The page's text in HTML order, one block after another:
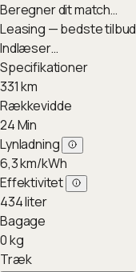
Beregner dit match…
Leasing — bedste tilbud
Indlæser…
Specifikationer
331km
Rækkevidde
24Min
Lynladning
6,3km/kWh
Effektivitet
434liter
Bagage
0kg
Træk